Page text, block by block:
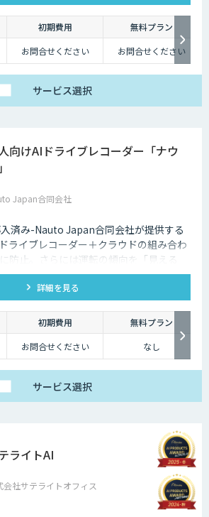
初期費用
無料プラン
お問合せください お問合せください
サービス選択
向けAIドライブレコーダー「ナウ
Japan合同会社
済み-Nauto Japan合同会社が提供する
ライブレコーダー＋クラウドの組み合わ
防止。さらには運転の傾向を「見える
安全意識向上や安全運転指導の効率化も
詳細を見る
初期費用
無料プラン
お問合せください なし
サービス選択
ライトAI
会社サテライトオフィス